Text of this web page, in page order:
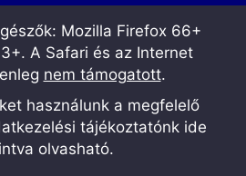
Mozilla Firefox 66+
A Safari és az Internet
nem támogatott.
használunk a megfelelő
tájékoztatónk ide
olvasható.